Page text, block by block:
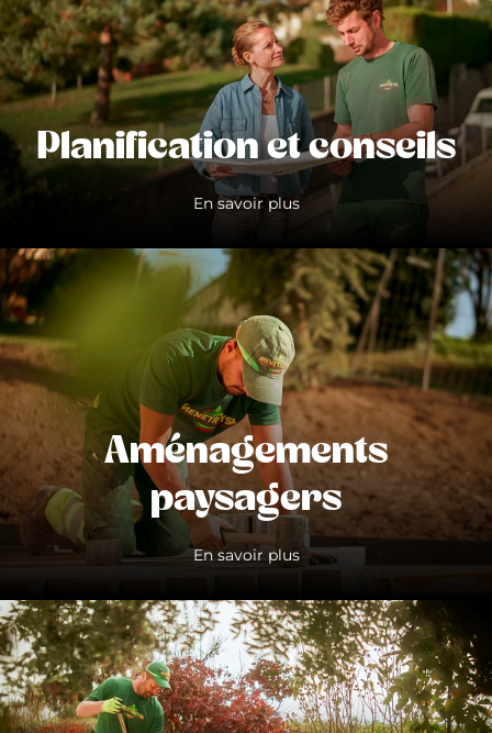
Planification et conseils
En savoir plus
Aménagements
paysagers
En savoir plus